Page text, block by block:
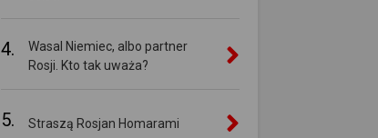
4.
Wasal Niemiec, albo partner
Rosji. Kto tak uważa?
5. Straszą Rosjan Homarami